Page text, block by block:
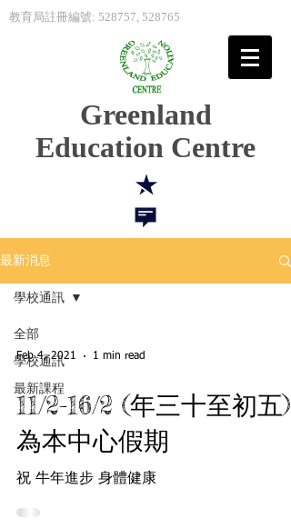
教育局註冊編號: 528757, 528765
Greenland
Education Centre
最新消息
全部
學校通訊
最新課程
學校通訊
Feb 4, 2021 1 min read
11/2-16/2 (年三十至初五)
為本中心假期
祝 牛年進步 身體健康